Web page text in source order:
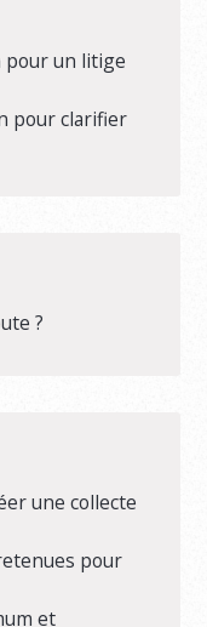
pour un litige
pour clarifier
?
une collecte
pour
et